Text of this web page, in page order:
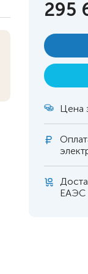
295
Цена
ЕАЭС